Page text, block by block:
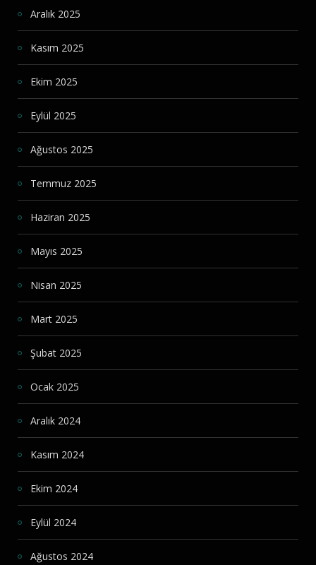
Aralık 2025
Kasım 2025
Ekim 2025
Eylül 2025
Ağustos 2025
Temmuz 2025
Haziran 2025
Mayıs 2025
Nisan 2025
Mart 2025
Şubat 2025
Ocak 2025
Aralık 2024
Kasım 2024
Ekim 2024
Eylül 2024
Ağustos 2024